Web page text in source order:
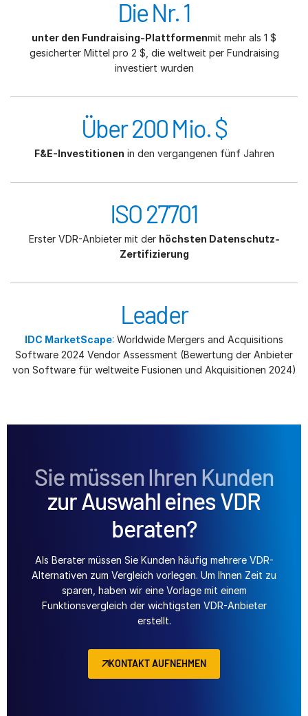
Die Nr. 1
unter den Fundraising-Plattformenmit mehr als 1 $
gesicherter Mittel pro 2 $, die weltweit per Fundraising
investiert wurden
Über 200 Mio. $
F&E-Investitionen in den vergangenen fünf Jahren
ISO 27701
Erster VDR-Anbieter mit der höchsten Datenschutz-
Zertifizierung
Leader
IDC MarketScape: Worldwide Mergers and Acquisitions
Software 2024 Vendor Assessment (Bewertung der Anbieter
von Software für weltweite Fusionen und Akquisitionen 2024)
Sie müssen Ihren Kunden
zur Auswahl eines VDR
beraten?
Als Berater müssen Sie Kunden häufig mehrere VDR-
Alternativen zum Vergleich vorlegen. Um Ihnen Zeit zu
sparen, haben wir eine Vorlage mit einem
Funktionsvergleich der wichtigsten VDR-Anbieter
erstellt.
KONTAKT AUFNEHMEN